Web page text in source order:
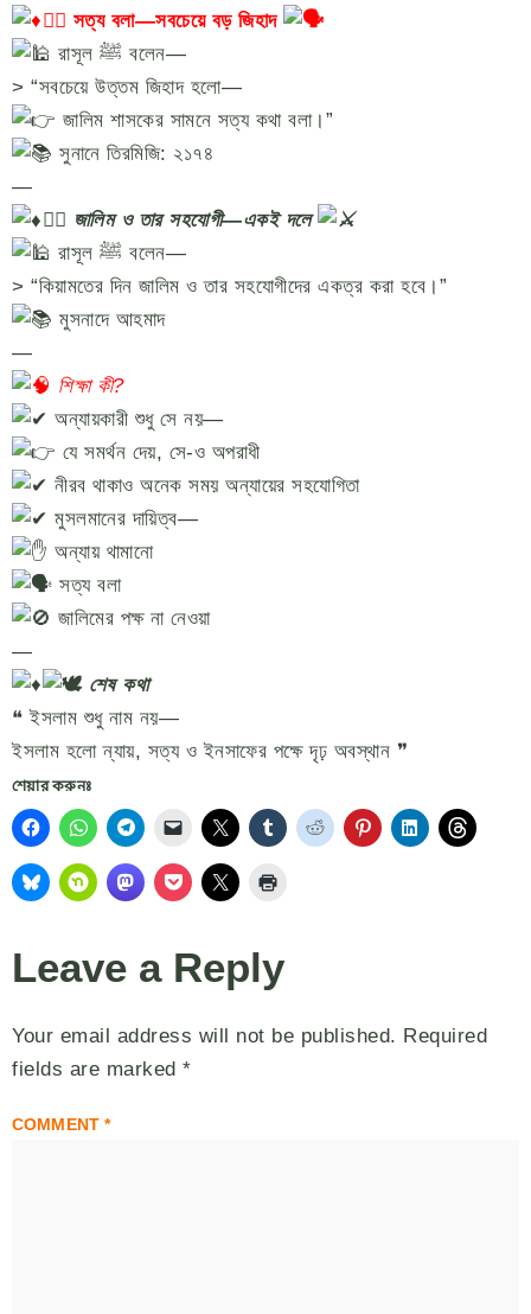
৪️⃣ সত্য বলা—সবচেয়ে বড় জিহাদ
রাসূল ﷺ বলেন—
> “সবচেয়ে উত্তম জিহাদ হলো—
জালিম শাসকের সামনে সত্য কথা বলা।”
সুনানে তিরমিজি: ২১৭৪
—
৫️⃣ জালিম ও তার সহযোগী—একই দলে
রাসূল ﷺ বলেন—
> “কিয়ামতের দিন জালিম ও তার সহযোগীদের একত্র করা হবে।”
মুসনাদে আহমাদ
—
শিক্ষা কী?
অন্যায়কারী শুধু সে নয়—
যে সমর্থন দেয়, সে-ও অপরাধী
নীরব থাকাও অনেক সময় অন্যায়ের সহযোগিতা
মুসলমানের দায়িত্ব—
অন্যায় থামানো
সত্য বলা
জালিমের পক্ষ না নেওয়া
—
শেষ কথা
❝ ইসলাম শুধু নাম নয়—
ইসলাম হলো ন্যায়, সত্য ও ইনসাফের পক্ষে দৃঢ় অবস্থান ❞
শেয়ার করুনঃ
Leave a Reply
Your email address will not be published. Required
fields are marked *
COMMENT*